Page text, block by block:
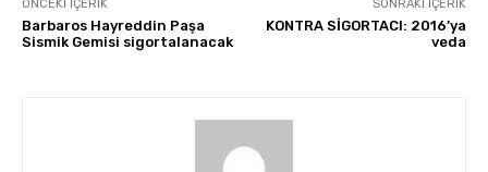
ÖNCEKI İÇERIK
Barbaros Hayreddin Paşa
Sismik Gemisi sigortalanacak
SONRAKI İÇERIK
KONTRA SİGORTACI: 2016’ya
veda